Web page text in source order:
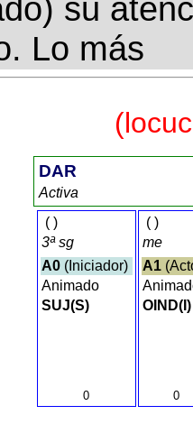
su
Lo más
DAR
Activa
()
3ª sg
A0(Iniciador)
Animado
SUJ(S)
0
()
me
A1
OIND(I)
0